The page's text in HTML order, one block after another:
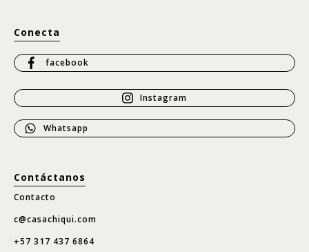
Conecta
facebook
Instagram
Whatsapp
Contáctanos
Contacto
c@casachiqui.com
+57 317 437 6864